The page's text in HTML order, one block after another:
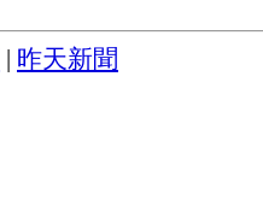
昨天新聞